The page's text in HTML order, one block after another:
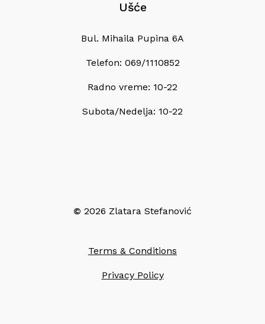
Ušće
Bul. Mihaila Pupina 6A
Telefon: 069/1110852
Radno vreme: 10-22
Subota/Nedelja: 10-22
© 2026 Zlatara Stefanović
Terms & Conditions
Privacy Policy